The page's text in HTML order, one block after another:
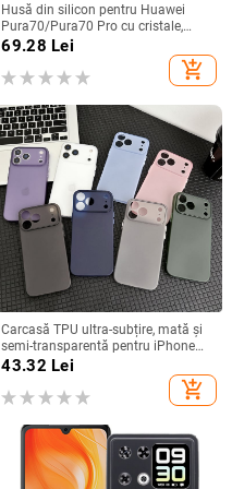
Husă din silicon pentru Huawei
Pura70/Pura70 Pro cu cristale,
transparentă, estetică, suport
încorporat și disipare a căldurii
69.28 Lei
add_shopping_cart
Carcasă TPU ultra-subțire, mată și
semi-transparentă pentru iPhone
11/12/14/15/16/17 Pro Max,
protecție împotriva căderilor, anti-
amprente
43.32 Lei
add_shopping_cart